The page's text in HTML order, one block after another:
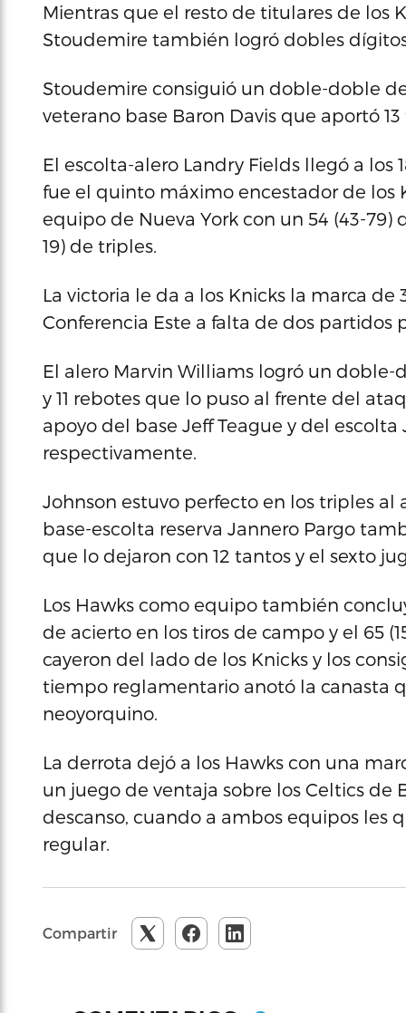
Mientras que el resto de titulares de los
Stoudemire también logró dobles
Stoudemire consiguió un doble-doble
veterano base Baron Davis que aportó
El escolta-alero Landry Fields llegó a
fue el quinto máximo encestador de los
equipo de Nueva York con un 54 (43-79)
19) de triples.
La victoria le da a los Knicks la marca
Conferencia Este a falta de dos
El alero Marvin Williams logró un
y 11 rebotes que lo puso al frente del
apoyo del base Jeff Teague y del
respectivamente.
Johnson estuvo perfecto en los triples
base-escolta reserva Jannero Pargo
que lo dejaron con 12 tantos y el sexto
Los Hawks como equipo también
de acierto en los tiros de campo y el 65
cayeron del lado de los Knicks y los
tiempo reglamentario anotó la canasta
neoyorquino.
La derrota dejó a los Hawks con una
un juego de ventaja sobre los Celtics de
descanso, cuando a ambos equipos les
regular.
Compartir